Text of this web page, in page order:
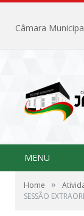
MENU
Home »
SESSÃO